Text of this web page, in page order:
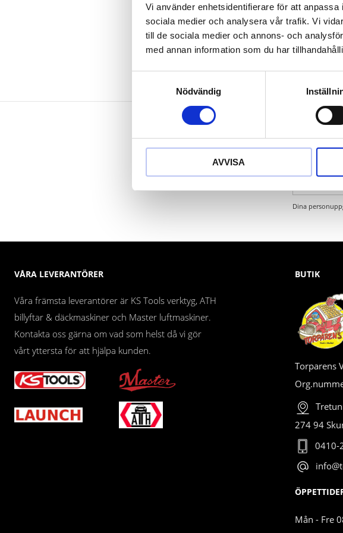
Vi använder enhetsidentifierare för att
sociala medier och analysera vår trafik. Vi
till de sociala medier och annons- och
med annan information som du har
Nödvändig
AVVISA
industriinsatser
Special-plast
Dina
VÅRA LEVERANTÖRER
Våra främsta leverantörer är KS Tools verktyg, ATH
billyftar & däckmaskiner och Master luftmaskiner.
Kontakta oss gärna om vad som helst då vi gör
vårt yttersta för att hjälpa kunden.
BUTIK
Torparens
274 94
0410-
Mån - Fre